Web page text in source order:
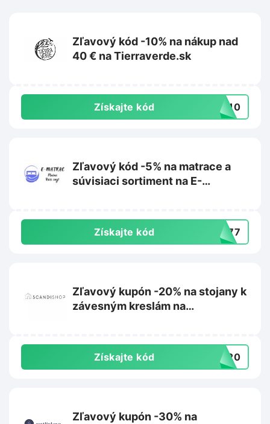
Zľavový kód -10% na nákup nad
40 € na Tierraverde.sk
Získajte kód IL10
Zľavový kód -5% na matrace a
súvisiaci sortiment na E-
Získajte kód L777
Zľavový kupón -20% na stojany k
závesným kreslám na
Získajte kód US20
Zľavový kupón -30% na